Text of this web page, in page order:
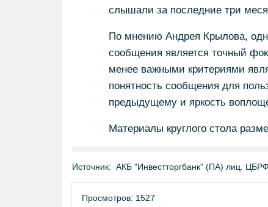
слышали за последние три
По мнению Андрея Крылова,
сообщения является точный
менее важными критериями
понятность сообщения для
предыдущему и яркость
Материалы круглого стола
Источник: АКБ "Инвестторгбанк" (ПА) лиц.
Просмотров: 1527